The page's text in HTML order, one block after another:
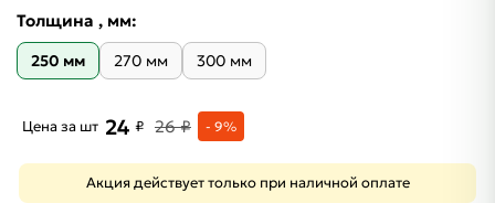
Толщина , мм:
250 мм 270 мм 300 мм
Цена за шт 24 ₽ 26 ₽ - 9%
Акция действует только при наличной оплате